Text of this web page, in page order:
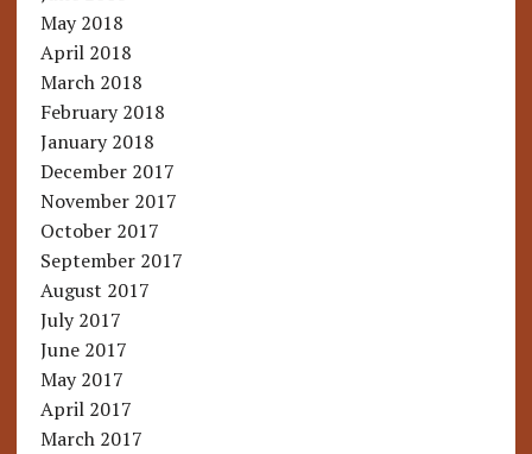
May 2018
April 2018
March 2018
February 2018
January 2018
December 2017
November 2017
October 2017
September 2017
August 2017
July 2017
June 2017
May 2017
April 2017
March 2017